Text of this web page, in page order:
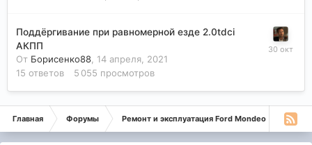
Поддёргивание при равномерной езде 2.0tdci
АКПП
От Борисенко88 14 апреля, 2021
15 ответов 5 055 просмотров
Главная Форумы Ремонт и эксплуатация Ford Mondeo